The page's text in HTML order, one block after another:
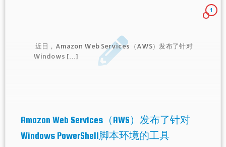
1
近日，Amazon Web Services（AWS）发布了针对
Windows […]
Amazon Web Services（AWS）发布了针对
Windows PowerShell脚本环境的工具